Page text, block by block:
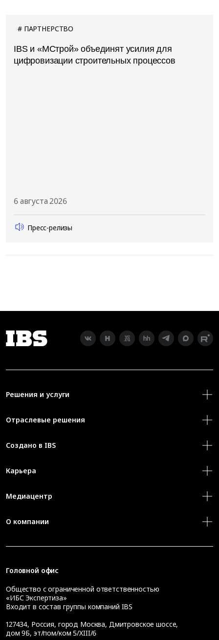
ПАРТНЕРСТВО
IBS и «МСтрой» объединят усилия для
цифровизации строительных процессов
6 августа 2026
Пресс-релизы
Решения и услуги
Отраслевые решения
Создано в IBS
Карьера
Медиацентр
О компании
Головной офис
Общество с ограниченной ответственностью
«ИБС Экспертиза»
Входит в состав группы компаний IBS
127434, Россия, город Москва, Дмитровское шоссе,
дом 9Б, эт/пом/ком 5/XIII/6